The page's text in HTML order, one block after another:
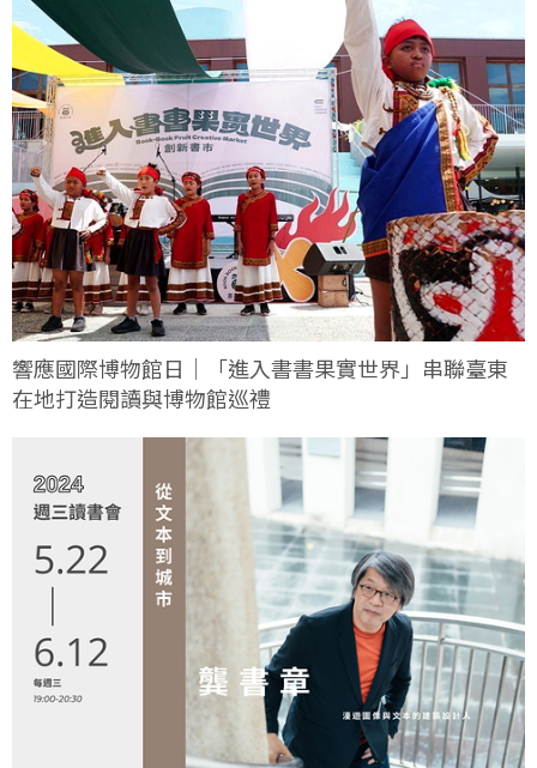
響應國際博物館日｜「進入書書果實世界」串聯臺東
在地打造閱讀與博物館巡禮